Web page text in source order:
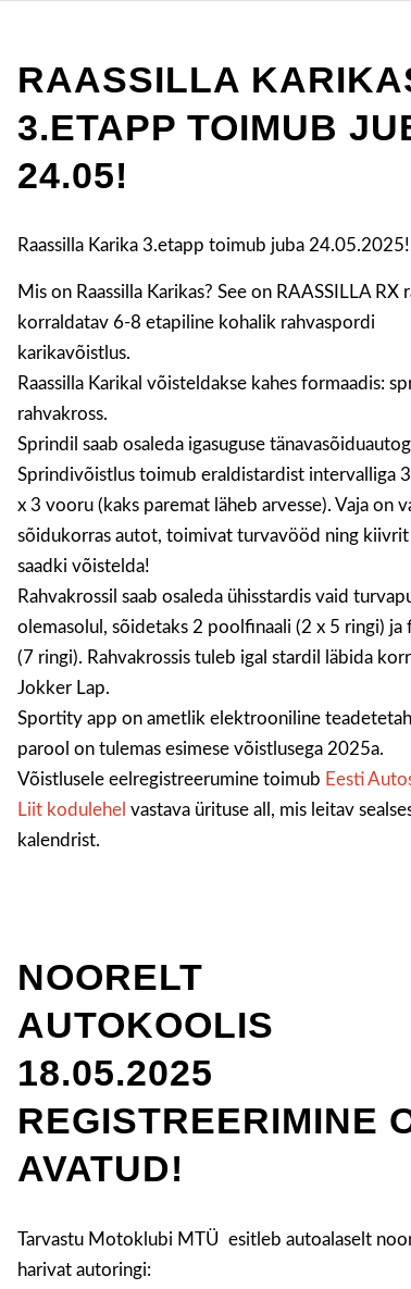
RAASSILLA
3.ETAPP TOIMUB
24.05!
Raassilla Karika 3.etapp toimub juba 24.05.2025!
Mis on Raassilla Karikas? See on RAASSILLA RX
korraldatav 6-8 etapiline kohalik rahvaspordi
karikavõistlus.
Raassilla Karikal võisteldakse kahes formaadis:
rahvakross.
Sprindil saab osaleda igasuguse
Sprindivõistlus toimub eraldistardist intervalliga
x 3 vooru (kaks paremat läheb arvesse). Vaja on
sõidukorras autot, toimivat turvavööd ning kiivrit
saadki võistelda!
Rahvakrossil saab osaleda ühisstardis vaid
olemasolul, sõidetaks 2 poolfinaali (2 x 5 ringi) ja
(7 ringi). Rahvakrossis tuleb igal stardil läbida
Jokker Lap.
Sportity app on ametlik elektrooniline
parool on tulemas esimese võistlusega 2025a.
Võistlusele eelregistreerumine toimub Eesti
Liit kodulehel vastava ürituse all, mis leitav
kalendrist.
NOORELT
AUTOKOOLIS
18.05.2025
REGISTREERIMINE
AVATUD!
Tarvastu Motoklubi MTÜ esitleb autoalaselt
harivat autoringi: